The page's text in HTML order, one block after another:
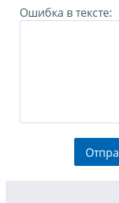
Ошибка в тексте: